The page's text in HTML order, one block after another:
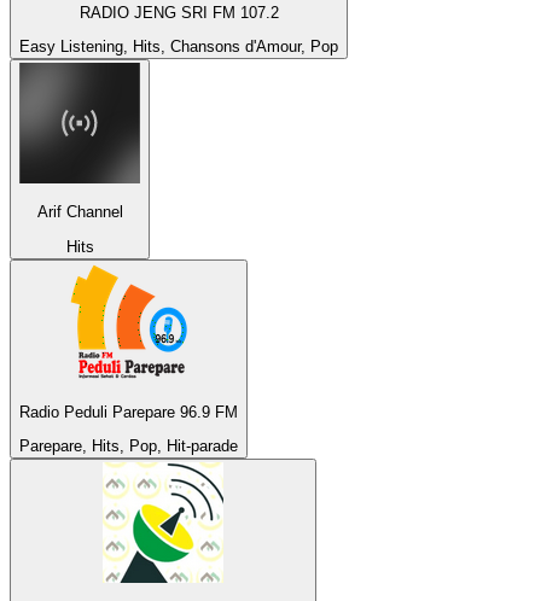
RADIO JENG SRI FM 107.2
Easy Listening, Hits, Chansons d'Amour, Pop
Arif Channel
Hits
Radio Peduli Parepare 96.9 FM
Parepare, Hits, Pop, Hit-parade